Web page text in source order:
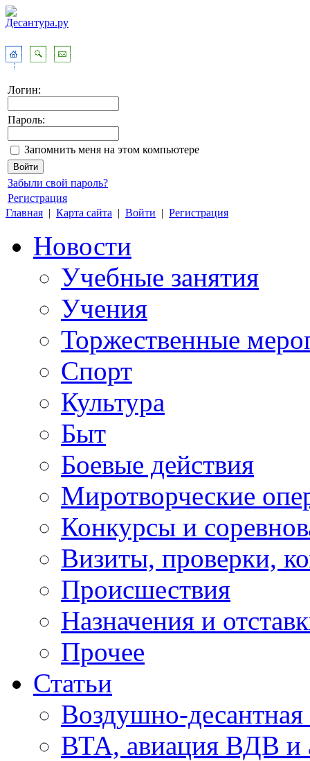
Логин:
Пароль:
Запомнить меня на этом компьютере
Забыли свой пароль?
Регистрация
Главная | Карта сайта | Войти | Регистрация
Новости
Учебные занятия
Учения
Торжественные
Спорт
Культура
Быт
Боевые действия
Миротворческие
Конкурсы и
Визиты, проверки,
Происшествия
Назначения и
Прочее
Статьи
Воздушно-десантная
ВТА, авиация ВДВ и